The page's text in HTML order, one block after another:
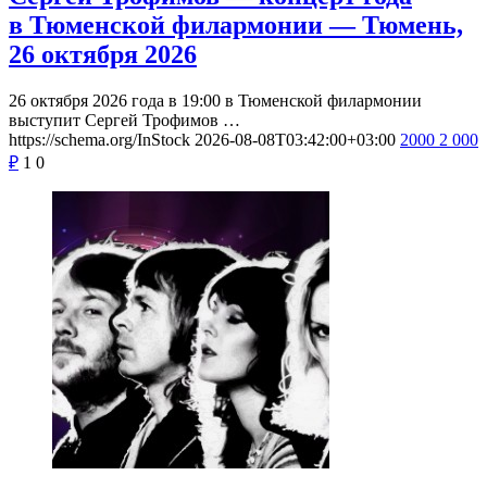
в Тюменской филармонии — Тюмень,
26 октября 2026
26 октября 2026 года в 19:00 в Тюменской филармонии
выступит Сергей Трофимов …
https://schema.org/InStock 2026-08-08T03:42:00+03:00 2000 2 000
₽ 1 0